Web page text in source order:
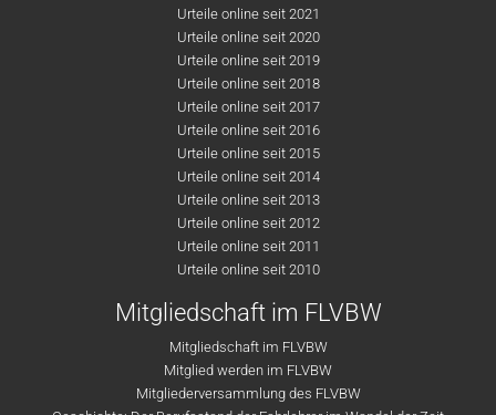
Urteile online seit 2021
Urteile online seit 2020
Urteile online seit 2019
Urteile online seit 2018
Urteile online seit 2017
Urteile online seit 2016
Urteile online seit 2015
Urteile online seit 2014
Urteile online seit 2013
Urteile online seit 2012
Urteile online seit 2011
Urteile online seit 2010
Mitgliedschaft im FLVBW
Mitgliedschaft im FLVBW
Mitglied werden im FLVBW
Mitgliederversammlung des FLVBW